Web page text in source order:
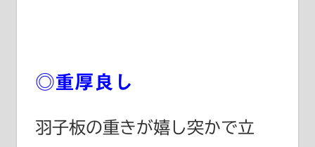
◎重厚良し
羽子板の重きが嬉し突かで立